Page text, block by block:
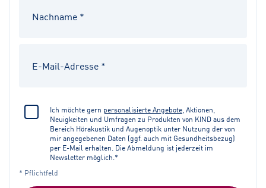
Ich möchte gern personalisierte Angebote, Aktionen,
Neuigkeiten und Umfragen zu Produkten von KIND aus dem
Bereich Hörakustik und Augenoptik unter Nutzung der von
mir angegebenen Daten (ggf. auch mit Gesundheitsbezug)
per E-Mail erhalten. Die Abmeldung ist jederzeit im
Newsletter möglich.*
* Pflichtfeld